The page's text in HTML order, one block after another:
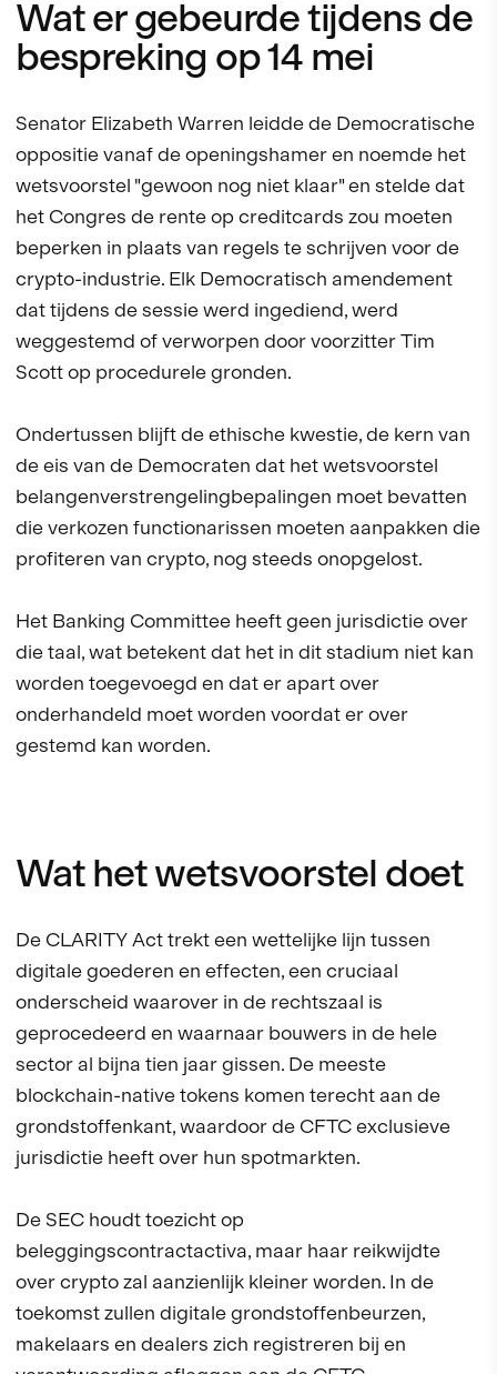
Wat er gebeurde tijdens de
bespreking op 14 mei
Senator Elizabeth Warren leidde de Democratische
oppositie vanaf de openingshamer en noemde het
wetsvoorstel "gewoon nog niet klaar" en stelde dat
het Congres de rente op creditcards zou moeten
beperken in plaats van regels te schrijven voor de
crypto-industrie. Elk Democratisch amendement
dat tijdens de sessie werd ingediend, werd
weggestemd of verworpen door voorzitter Tim
Scott op procedurele gronden.
Ondertussen blijft de ethische kwestie, de kern van
de eis van de Democraten dat het wetsvoorstel
belangenverstrengelingbepalingen moet bevatten
die verkozen functionarissen moeten aanpakken die
profiteren van crypto, nog steeds onopgelost.
Het Banking Committee heeft geen jurisdictie over
die taal, wat betekent dat het in dit stadium niet kan
worden toegevoegd en dat er apart over
onderhandeld moet worden voordat er over
gestemd kan worden.
Wat het wetsvoorstel doet
De CLARITY Act trekt een wettelijke lijn tussen
digitale goederen en effecten, een cruciaal
onderscheid waarover in de rechtszaal is
geprocedeerd en waarnaar bouwers in de hele
sector al bijna tien jaar gissen. De meeste
blockchain-native tokens komen terecht aan de
grondstoffenkant, waardoor de CFTC exclusieve
jurisdictie heeft over hun spotmarkten.
De SEC houdt toezicht op
beleggingscontractactiva, maar haar reikwijdte
over crypto zal aanzienlijk kleiner worden. In de
toekomst zullen digitale grondstoffenbeurzen,
makelaars en dealers zich registreren bij en